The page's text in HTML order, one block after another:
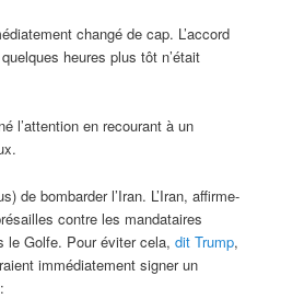
changé de cap. L’accord
heures plus tôt n’était
l’attention en recourant à un
de bombarder l’Iran. L’Iran, affirme-
contre les mandataires
le Golfe. Pour éviter cela,dit Trump,
immédiatement signer un